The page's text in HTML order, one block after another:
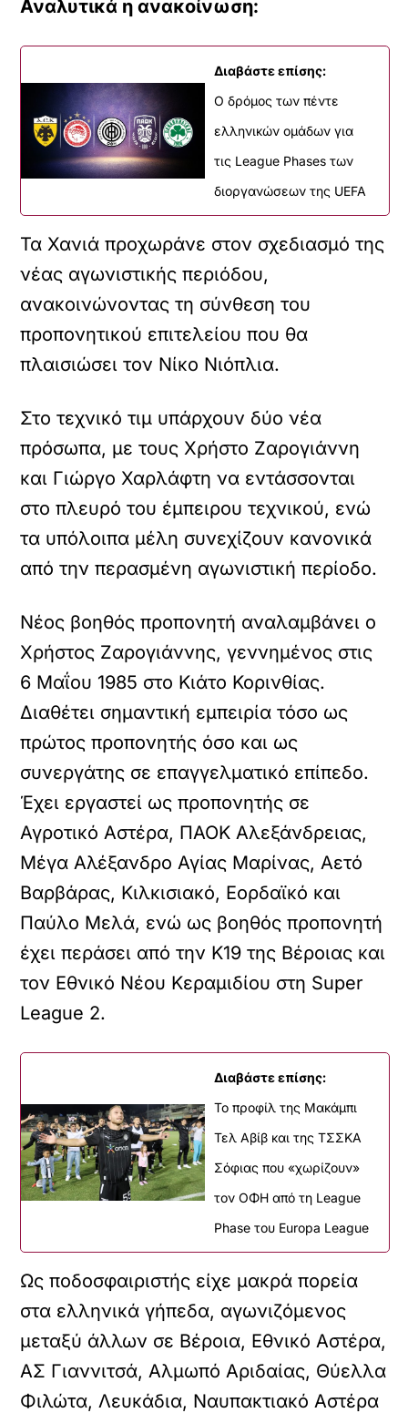
Αναλυτικά η ανακοίνωση:
Διαβάστε επίσης:
O δρόμος των πέντε
ελληνικών ομάδων για
τις League Phases των
διοργανώσεων της UEFA
Τα Χανιά προχωράνε στον σχεδιασμό της
νέας αγωνιστικής περιόδου,
ανακοινώνοντας τη σύνθεση του
προπονητικού επιτελείου που θα
πλαισιώσει τον Νίκο Νιόπλια.
Στο τεχνικό τιμ υπάρχουν δύο νέα
πρόσωπα, με τους Χρήστο Ζαρογιάννη
και Γιώργο Χαρλάφτη να εντάσσονται
στο πλευρό του έμπειρου τεχνικού, ενώ
τα υπόλοιπα μέλη συνεχίζουν κανονικά
από την περασμένη αγωνιστική περίοδο.
Νέος βοηθός προπονητή αναλαμβάνει ο
Χρήστος Ζαρογιάννης, γεννημένος στις
6 Μαΐου 1985 στο Κιάτο Κορινθίας.
Διαθέτει σημαντική εμπειρία τόσο ως
πρώτος προπονητής όσο και ως
συνεργάτης σε επαγγελματικό επίπεδο.
Έχει εργαστεί ως προπονητής σε
Αγροτικό Αστέρα, ΠΑΟΚ Αλεξάνδρειας,
Μέγα Αλέξανδρο Αγίας Μαρίνας, Αετό
Βαρβάρας, Κιλκισιακό, Εορδαϊκό και
Παύλο Μελά, ενώ ως βοηθός προπονητή
έχει περάσει από την Κ19 της Βέροιας και
τον Εθνικό Νέου Κεραμιδίου στη Super
League 2.
Διαβάστε επίσης:
To προφίλ της Μακάμπι
Τελ Αβίβ και της ΤΣΣΚΑ
Σόφιας που «χωρίζουν»
τον ΟΦΗ από τη League
Phase του Europa League
Ως ποδοσφαιριστής είχε μακρά πορεία
στα ελληνικά γήπεδα, αγωνιζόμενος
μεταξύ άλλων σε Βέροια, Εθνικό Αστέρα,
ΑΣ Γιαννιτσά, Αλμωπό Αριδαίας, Θύελλα
Φιλώτα, Λευκάδια, Ναυπακτιακό Αστέρα